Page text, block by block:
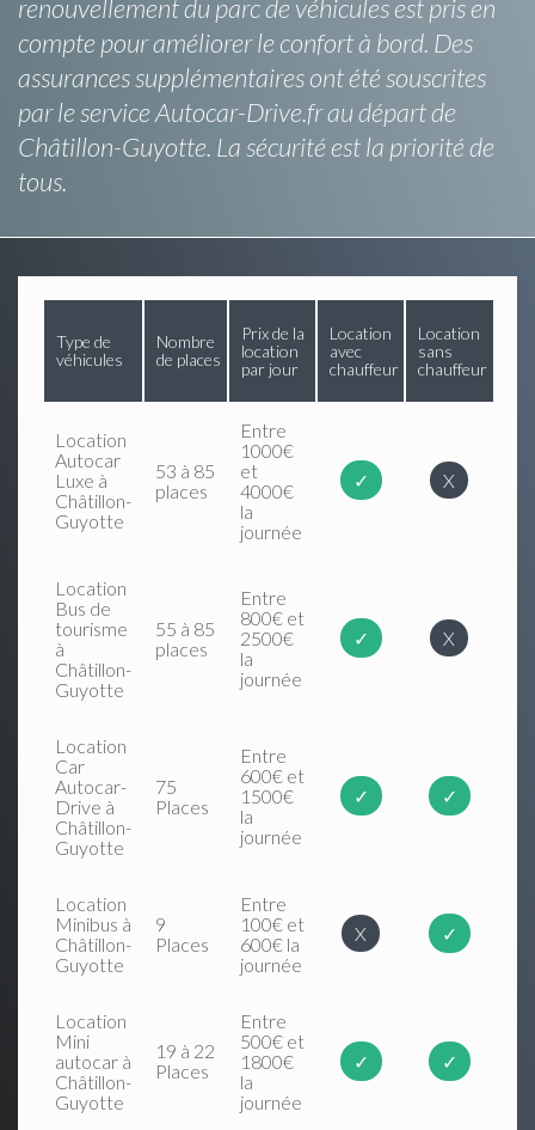
renouvellement du parc de véhicules est pris en
compte pour améliorer le confort à bord. Des
assurances supplémentaires ont été souscrites
par le service Autocar-Drive.fr au départ de
Châtillon-Guyotte. La sécurité est la priorité de
tous.
Type de
véhicules
Nombre
de places
Prix de la
location
par jour
Location
avec
chauffeur
Location
sans
chauffeur
Location
Autocar
Luxe à
Châtillon-
Guyotte
53 à 85
places
Entre
1000€
et
4000€
la
journée
✓ X
Location
Bus de
tourisme
à
Châtillon-
Guyotte
55 à 85
places
Entre
800€ et
2500€
la
journée
✓ X
Location
Car
Autocar-
Drive à
Châtillon-
Guyotte
75
Places
Entre
600€ et
1500€
la
journée
✓ ✓
Location
Minibus à
Châtillon-
Guyotte
9
Places
Entre
100€ et
600€ la
journée
X ✓
Location
Mini
autocar à
Châtillon-
Guyotte
19 à 22
Places
Entre
500€ et
1800€
la
journée
✓ ✓